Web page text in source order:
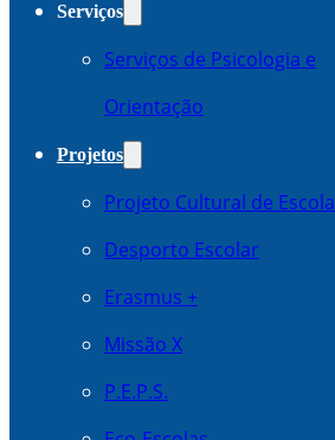
Serviços
Serviços de Psicologia e
Orientação
Projetos
Projeto Cultural de Escola
Desporto Escolar
Erasmus +
Missão X
P.E.P.S.